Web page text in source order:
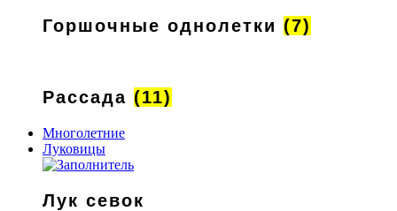
Горшочные однолетки (7)
Рассада (11)
Многолетние
Луковицы
Лук севок